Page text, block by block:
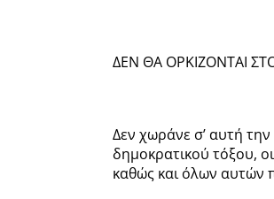
ΔΕΝ ΘΑ ΟΡΚΙΖΟΝΤΑΙ
Δεν χωράνε σ’ αυτή την
δημοκρατικού τόξου,
καθώς και όλων αυτών